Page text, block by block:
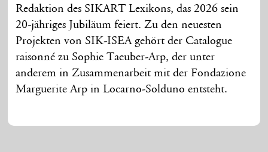
Redaktion des SIKART Lexikons, das 2026 sein
20-jähriges Jubiläum feiert. Zu den neuesten
Projekten von SIK-ISEA gehört der Catalogue
raisonné zu Sophie Taeuber-Arp, der unter
anderem in Zusammenarbeit mit der Fondazione
Marguerite Arp in Locarno-Solduno entsteht.